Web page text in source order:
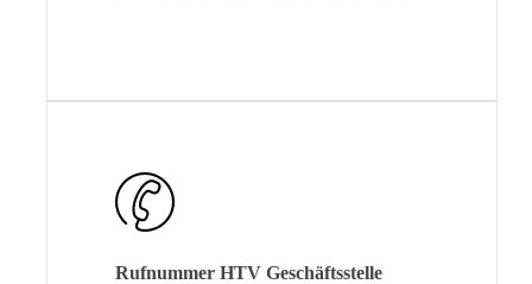
Rufnummer HTV Geschäftsstelle